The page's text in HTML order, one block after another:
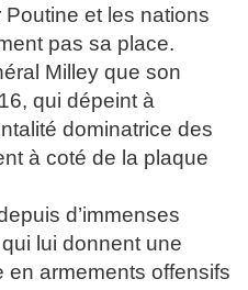
et les nations
pas sa place.
Milley que son
qui dépeint à
dominatrice des
à coté de la plaque
d’immenses
lui donnent une
en armements offensifs